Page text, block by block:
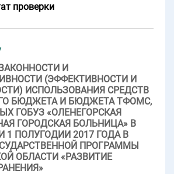
проверки
И
(ЭФФЕКТИВНОСТИ И
ИСПОЛЬЗОВАНИЯ СРЕДСТВ
БЮДЖЕТА И БЮДЖЕТА ТФОМС,
ГОБУЗ «ОЛЕНЕГОРСКАЯ
ГОРОДСКАЯ БОЛЬНИЦА» В
1 ПОЛУГОДИИ 2017 ГОДА В
ПРОГРАММЫ
ОБЛАСТИ «РАЗВИТИЕ